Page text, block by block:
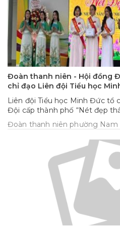
Đoàn thanh niên - Hội đồng
chỉ đạo Liên đội Tiểu học
chuyên đề Đội cấp thành phố
Liên đội Tiểu học Minh Đức tổ
Đội cấp thành phố “Nét đẹp
Đoàn thanh niên phường Nam